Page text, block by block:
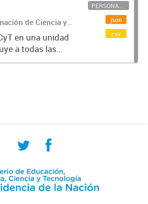
de Ciencia y
(SICYTAR)
en una unidad
a todas las
PERSONAL CIENTÍFICO-TECNOLÓGICO
json
csv